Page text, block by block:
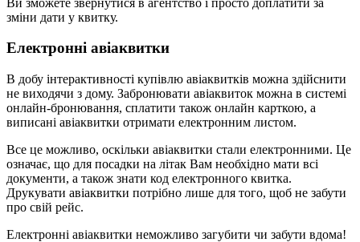
зміни дати у квитку.
Електронні авіаквитки
В добу інтерактивності купівлю авіаквитків можна здійснити
не виходячи з дому. Забронювати авіаквиток можна в системі
онлайн-бронювання, сплатити також онлайн карткою, а
виписані авіаквитки отримати електронним листом.
Все це можливо, оскільки авіаквитки стали електронними. Це
означає, що для посадки на літак Вам необхідно мати всі
документи, а також знати код електронного квитка.
Друкувати авіаквитки потрібно лише для того, щоб не забути
про свій рейс.
Електронні авіаквитки неможливо загубити чи забути вдома!